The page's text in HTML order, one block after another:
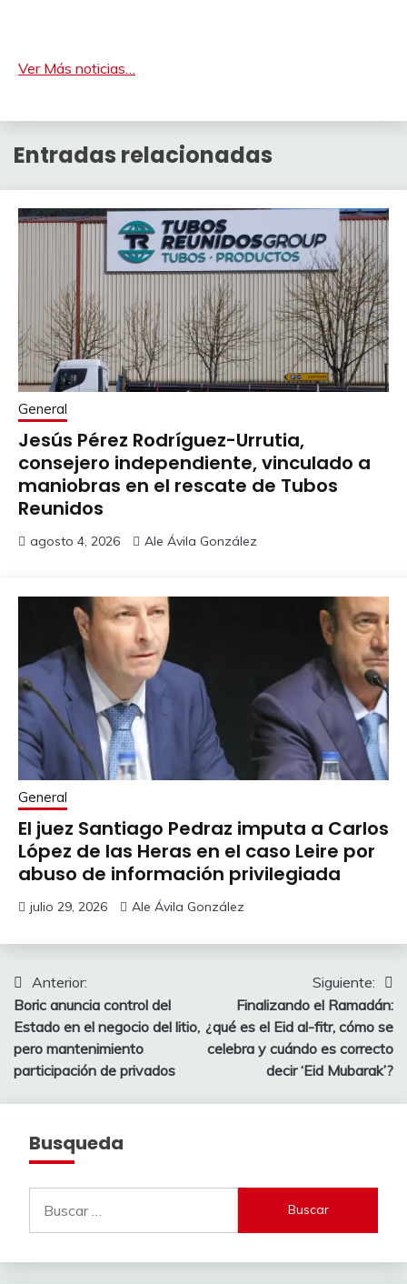
Ver Más noticias…
Entradas relacionadas
General
Jesús Pérez Rodríguez-Urrutia,
consejero independiente, vinculado a
maniobras en el rescate de Tubos
Reunidos
agosto 4, 2026 Ale Ávila González
General
El juez Santiago Pedraz imputa a Carlos
López de las Heras en el caso Leire por
abuso de información privilegiada
julio 29, 2026 Ale Ávila González
Navegación
de
entradas
Anterior:
Boric anuncia control del
Estado en el negocio del litio,
pero mantenimiento
participación de privados
Siguiente:
Finalizando el Ramadán:
¿qué es el Eid al-fitr, cómo se
celebra y cuándo es correcto
decir ‘Eid Mubarak’?
Busqueda